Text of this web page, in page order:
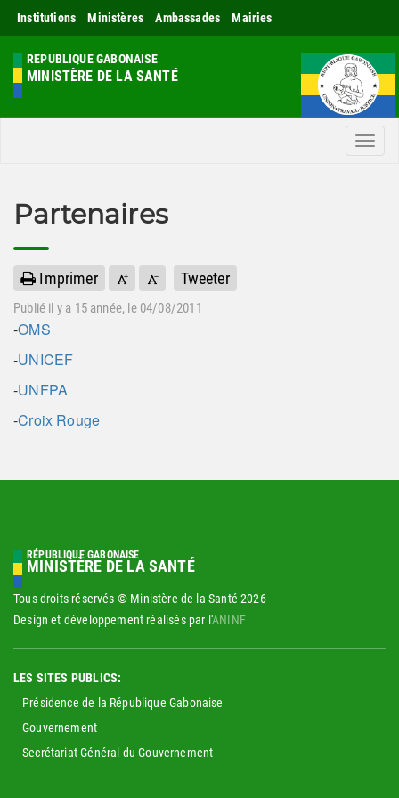
Institutions Ministères Ambassades Mairies
REPUBLIQUE GABONAISE
MINISTÈRE DE LA SANTÉ
Menu
Partenaires
Imprimer Tweeter
Publié il y a 15 année, le 04/08/2011
-OMS
-UNICEF
-UNFPA
-Croix Rouge
RÉPUBLIQUE GABONAISE
MINISTÈRE DE LA SANTÉ
Tous droits réservés © Ministère de la Santé2026
Design et développement réalisés par l'ANINF
LES SITES PUBLICS:
Présidence de la République Gabonaise
Gouvernement
Secrétariat Général du Gouvernement